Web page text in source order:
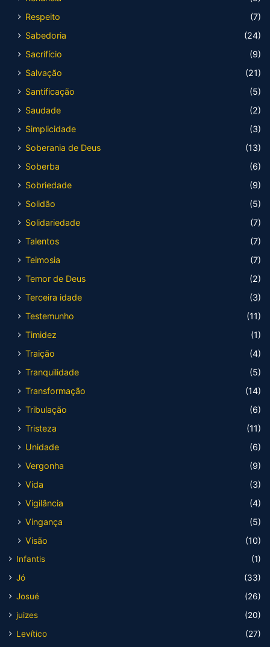
Respeito
(7)
Sabedoria
(24)
Sacrifício
(9)
Salvação
(21)
Santificação
(5)
Saudade
(2)
Simplicidade
(3)
Soberania de Deus
(13)
Soberba
(6)
Sobriedade
(9)
Solidão
(5)
Solidariedade
(7)
Talentos
(7)
Teimosia
(7)
Temor de Deus
(2)
Terceira idade
(3)
Testemunho
(11)
Timidez
(1)
Traição
(4)
Tranquilidade
(5)
Transformação
(14)
Tribulação
(6)
Tristeza
(11)
Unidade
(6)
Vergonha
(9)
Vida
(3)
Vigilância
(4)
Vingança
(5)
Visão
(10)
Infantis
(1)
Jó
(33)
Josué
(26)
juizes
(20)
Levítico
(27)